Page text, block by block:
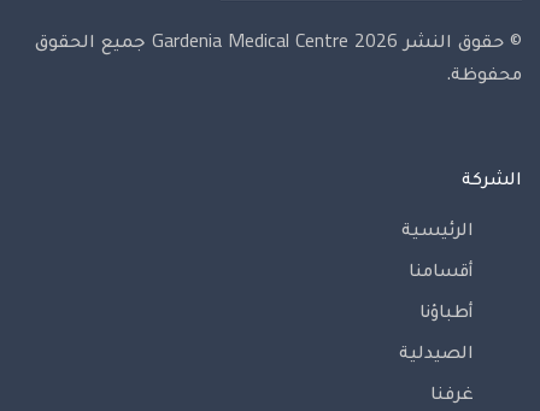
© حقوق النشر 2026 Gardenia Medical Centre
جميع الحقوق
محفوظة.
الشركة
الرئيسية
أقسامنا
أطباؤنا
الصيدلية
غرفنا